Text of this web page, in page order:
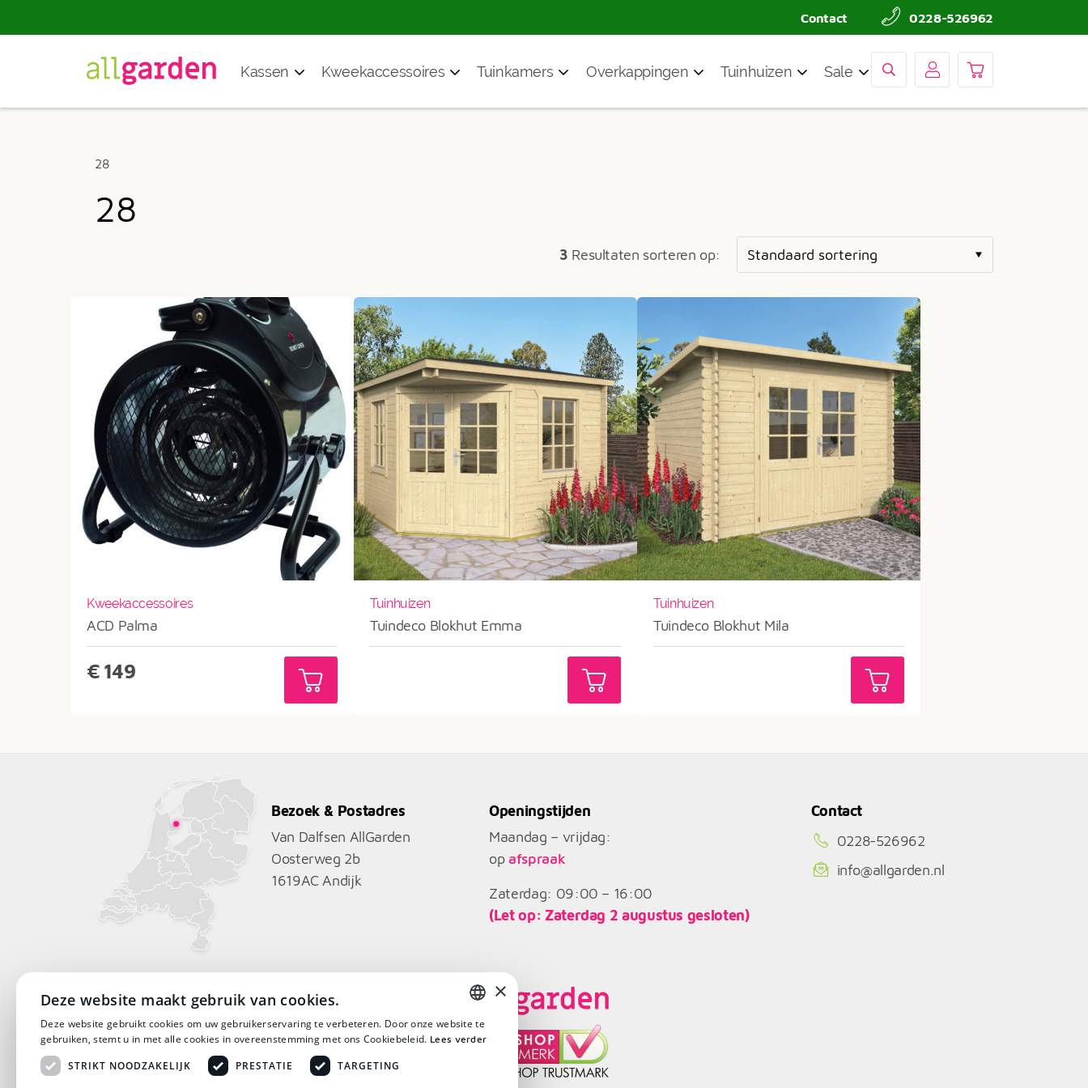
Contact 0228-526962
Kassen Kweekaccessoires Tuinkamers Overkappingen Tuinhuizen Sale
28
28
3 Resultaten sorteren op:
Kweekaccessoires
ACD Palma
€ 149
Tuinhuizen
Tuindeco Blokhut Emma
Tuinhuizen
Tuindeco Blokhut Mila
Bezoek & Postadres
Van Dalfsen AllGarden
Oosterweg 2b
1619AC Andijk
Openingstijden
Maandag – vrijdag:
op afspraak
Zaterdag: 09:00 – 16:00
(Let op: Zaterdag 2 augustus gesloten)
Contact
0228-526962
info@allgarden.nl
DUTCH
×
Deze website maakt gebruik van cookies.
Deze website gebruikt cookies om uw gebruikerservaring te verbeteren. Door onze website te
gebruiken, stemt u in met alle cookies in overeenstemming met ons Cookiebeleid. Lees verder
STRIKT NOODZAKELIJK PRESTATIE TARGETING